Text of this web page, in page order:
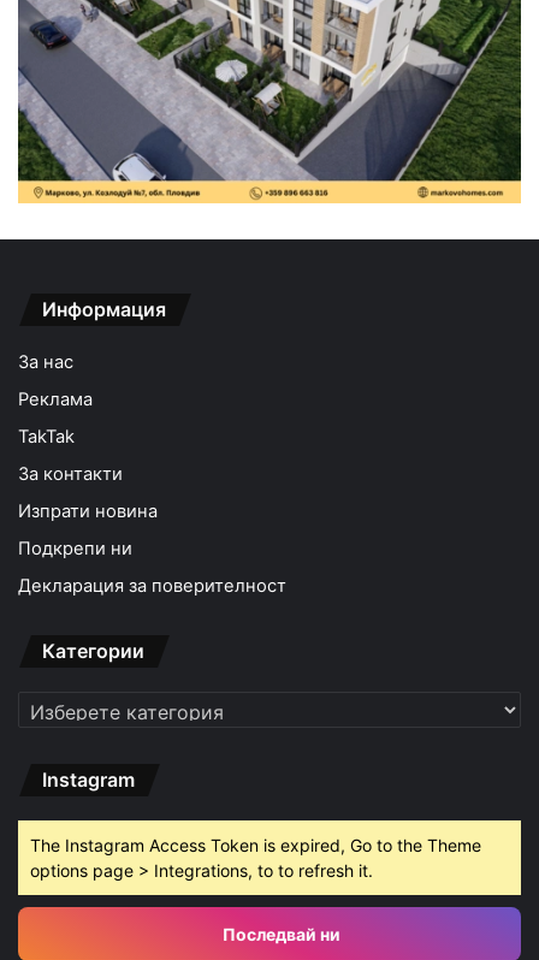
Информация
За нас
Реклама
TakTak
За контакти
Изпрати новина
Подкрепи ни
Декларация за поверителност
Категории
Категории
Instagram
The Instagram Access Token is expired, Go to the Theme
options page > Integrations, to to refresh it.
Последвай ни